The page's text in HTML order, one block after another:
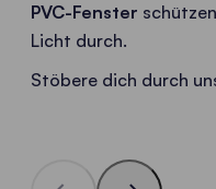
PVC-Fenster
Licht durch.
Stöbere dich durch